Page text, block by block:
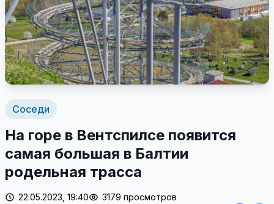
Соседи
На горе в Вентспилсе появится
самая большая в Балтии
родельная трасса
22.05.2023, 19:40
3179 просмотров